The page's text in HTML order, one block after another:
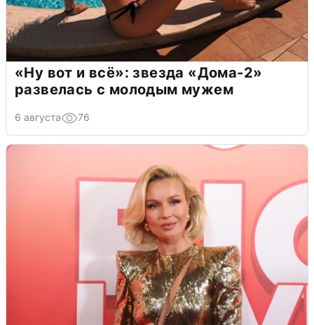
«Ну вот и всё»: звезда «Дома-2»
развелась с молодым мужем
6 августа 76